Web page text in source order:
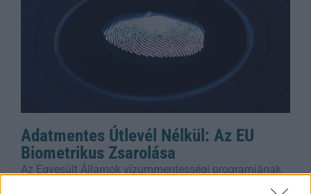
Adatmentes Útlevél Nélkül: Az EU
Biometrikus Zsarolása
Az Egyesült Államok vízummentességi programjának
fenntartásához hozzáférést követel az EU-tagállamok